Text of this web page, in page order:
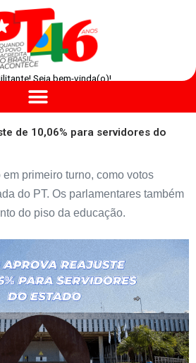
Seja bem-vinda(o)!
de 10,06% para servidores do
primeiro turno, como votos
do PT. Os parlamentares também
do piso da educação.